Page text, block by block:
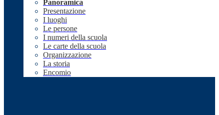
Panoramica
Presentazione
I luoghi
Le persone
I numeri della scuola
Le carte della scuola
Organizzazione
La storia
Encomio